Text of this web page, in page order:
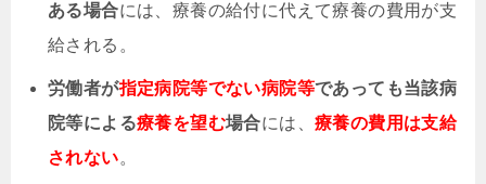
ある場合には、療養の給付に代えて療養の費用が支
給される。
労働者が指定病院等でない病院等であっても当該病
院等による療養を望む場合には、療養の費用は支給
されない。